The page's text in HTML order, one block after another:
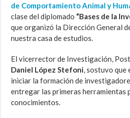
de Comportamiento Animal y
clase del diplomado “Bases de la
que organizó la Dirección General
nuestra casa de estudios.
El vicerrector de Investigación,
Daniel López Stefoni, sostuvo que
iniciar la formación de
entregar las primeras herramientas
conocimientos.